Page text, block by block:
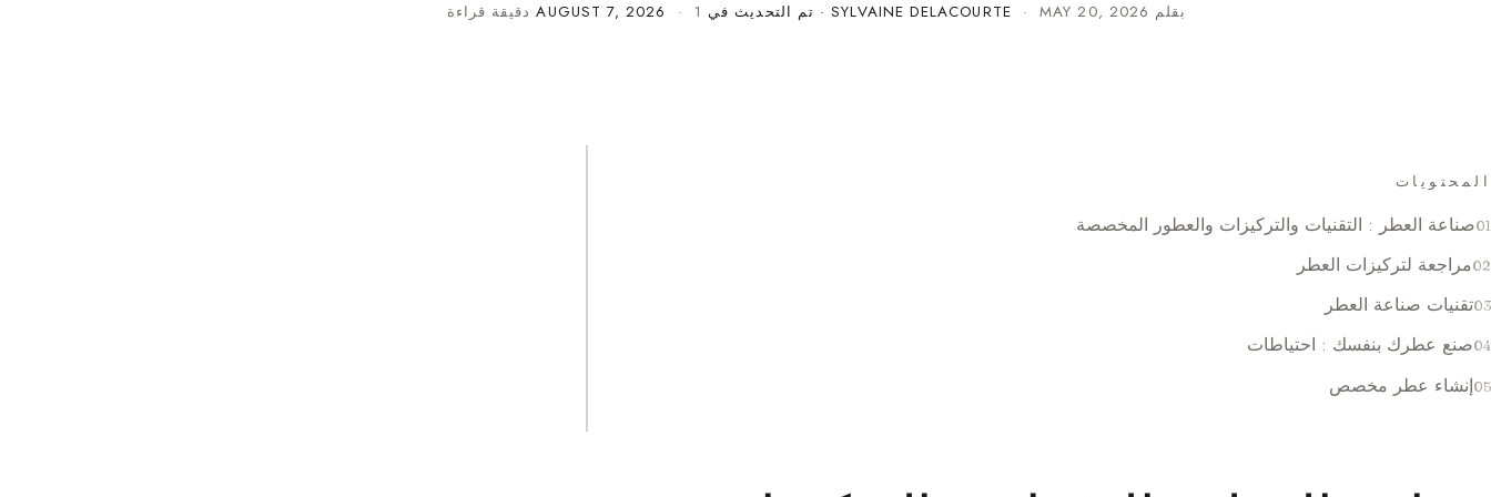
بقلم SYLVAINE DELACOURTE ·MAY 20, 2026 · تم التحديث في AUGUST 7, 2026 · 1 دقيقة قراءة
المحتويات
صناعة العطر : التقنيات والتركيزات والعطور المخصصة
مراجعة لتركيزات العطر
تقنيات صناعة العطر
صنع عطرك بنفسك : احتياطات
إنشاء عطر مخصص